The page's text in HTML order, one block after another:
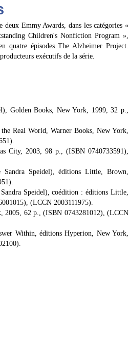
deux Emmy Awards, dans les catégories «
Children's Nonfiction Program »,
quatre épisodes The Alzheimer Project.
exécutifs de la série.
Golden Books, New York, 1999, 32 p.,
Real World, Warner Books, New York,
City, 2003, 98 p., (ISBN 0740733591),
Speidel), éditions Little, Brown,
Speidel), coédition : éditions Little,
(LCCN 2003111975).
2005, 62 p., (ISBN 0743281012), (LCCN
Within, éditions Hyperion, New York,